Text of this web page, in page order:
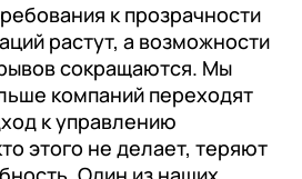
к прозрачности
растут, а возможности
сокращаются. Мы
компаний переходят
к управлению
этого не делает, теряют